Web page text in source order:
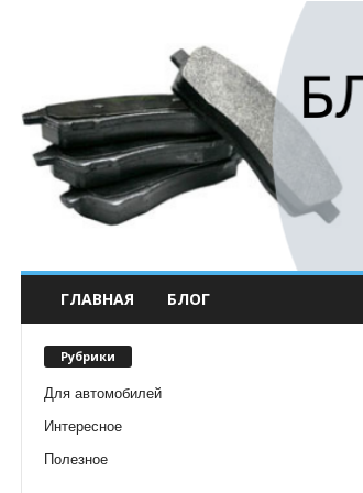
ГЛАВНАЯ БЛОГ
Рубрики
Для автомобилей
Интересное
Полезное